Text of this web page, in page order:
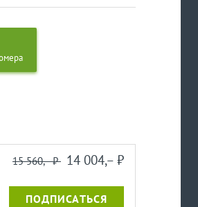
15 560,– ⃏ 14 004,– ⃏
ПОДПИСАТЬСЯ